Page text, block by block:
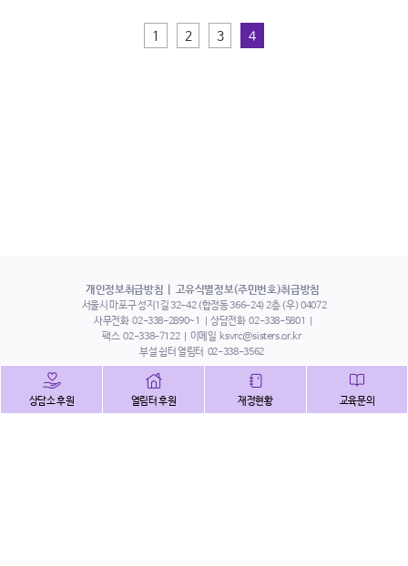
1 2 3 4
개인정보취급방침 고유식별정보(주민번호)취급방침
서울시 마포구 성지1길 32-42 (합정동 366-24) 2층 (우) 04072
사무전화 02-338-2890~1 상담전화 02-338-5801
팩스 02-338-7122 이메일 ksvrc@sisters.or.kr
부설 쉼터 열림터 02-338-3562
상담소 후원 열림터 후원 재정현황 교육문의